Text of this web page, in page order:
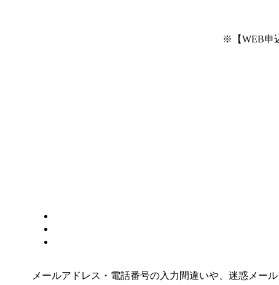
※【WEB申
メールアドレス・電話番号の入力間違いや、迷惑メー